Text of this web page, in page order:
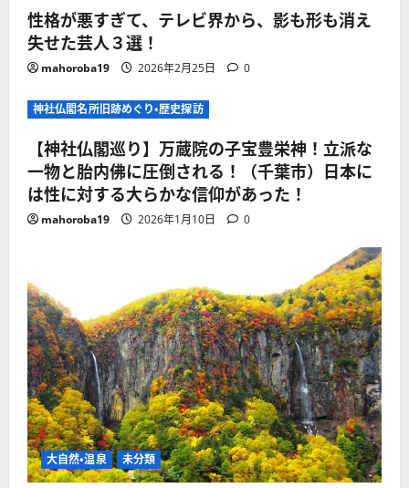
性格が悪すぎて、テレビ界から、影も形も消え
失せた芸人３選！
mahoroba19 2026年2月25日 0
神社仏閣名所旧跡めぐり・歴史探訪
【神社仏閣巡り】万蔵院の子宝豊栄神！立派な
一物と胎内佛に圧倒される！（千葉市）日本に
は性に対する大らかな信仰があった！
mahoroba19 2026年1月10日 0
大自然・温泉 未分類